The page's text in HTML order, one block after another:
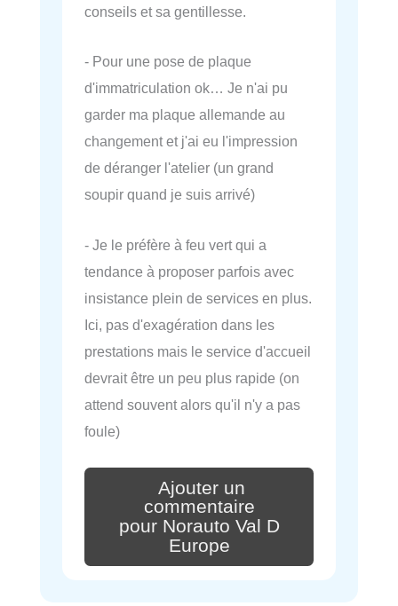
conseils et sa gentillesse.
- Pour une pose de plaque
d'immatriculation ok… Je n'ai pu
garder ma plaque allemande au
changement et j'ai eu l'impression
de déranger l'atelier (un grand
soupir quand je suis arrivé)
- Je le préfère à feu vert qui a
tendance à proposer parfois avec
insistance plein de services en plus.
Ici, pas d'exagération dans les
prestations mais le service d'accueil
devrait être un peu plus rapide (on
attend souvent alors qu'il n'y a pas
foule)
Ajouter un
commentaire
pour Norauto Val D
Europe